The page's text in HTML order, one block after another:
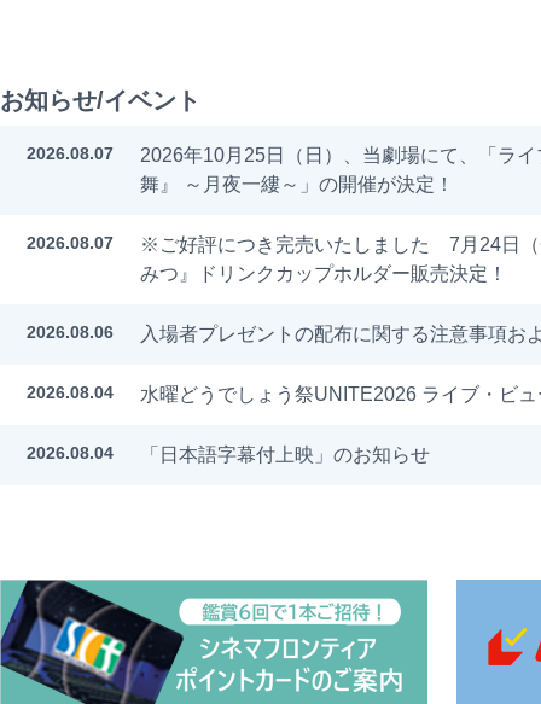
お知らせ/イベント
2026.08.07
2026年10月25日（日）、当劇場にて、「ラ
舞』 ～月夜一縷～」の開催が決定！
2026.08.07
※ご好評につき完売いたしました 7月24日
みつ』ドリンクカップホルダー販売決定！
2026.08.06 入場者プレゼントの配布に関する注意事項お
2026.08.04 水曜どうでしょう祭UNITE2026 ライブ・ビ
2026.08.04 「日本語字幕付上映」のお知らせ